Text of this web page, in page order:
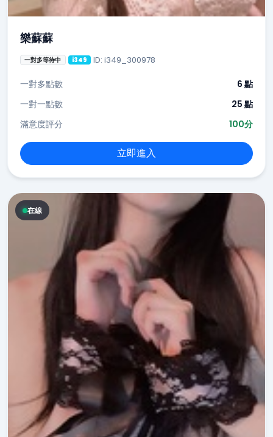
樂蘇蘇
一對多等待中 i349 ID: i349_300978
一對多點數
6 點
一對一點數
25 點
滿意度評分
100分
立即進入
在線